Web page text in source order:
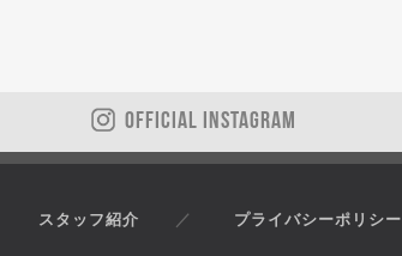
OFFICIAL INSTAGRAM
スタッフ紹介 プライバシーポリシー